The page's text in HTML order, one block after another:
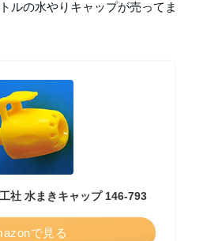
ルの水やりキャップが売ってま
社 水まきキャップ 146-793
で見る